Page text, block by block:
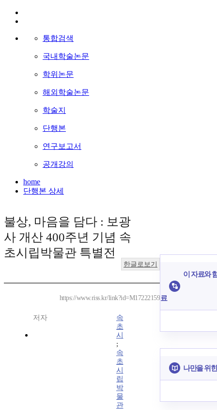
통합검색
국내학술논문
학위논문
해외학술논문
학술지
단행본
연구보고서
공개강의
home
단행본 상세
불상, 마음을 담다 : 보광
사 개산 400주년 기념 속
초시립박물관 특별전
한글로보기
https://www.riss.kr/link?id=M17222159
저자
속
초
시
;
속
초
시
립
박
물
관
이 자료와
료
나만을 위